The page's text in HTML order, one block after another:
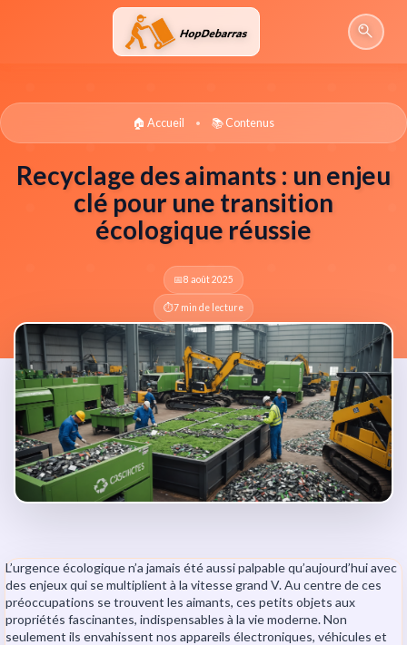
🏠 Accueil • 📚 Contenus
Recyclage des aimants : un enjeu
clé pour une transition
écologique réussie
📅8 août 2025
⏱️7 min de lecture
L’urgence écologique n’a jamais été aussi palpable qu’aujourd’hui avec
des enjeux qui se multiplient à la vitesse grand V. Au centre de ces
préoccupations se trouvent les aimants, ces petits objets aux
propriétés fascinantes, indispensables à la vie moderne. Non
seulement ils envahissent nos appareils électroniques, véhicules et